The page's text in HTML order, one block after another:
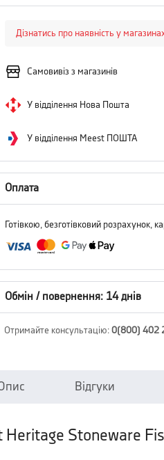
Дізнатись про наявність у
Самовивіз з магазинів
У відділення Нова Пошта
У відділення Meest ПОШТА
Оплата
Готівкою, безготівковий розрахунок,
Обмін / повернення: 14 днів
Отримайте консультацію: 0(800) 402
Відгуки
Heritage Stoneware